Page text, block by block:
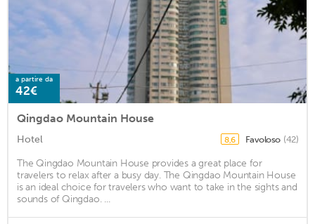
a partire da
42€
Qingdao Mountain House
Hotel 8,6 Favoloso (42)
The Qingdao Mountain House provides a great place for
travelers to relax after a busy day. The Qingdao Mountain House
is an ideal choice for travelers who want to take in the sights and
sounds of Qingdao. ...